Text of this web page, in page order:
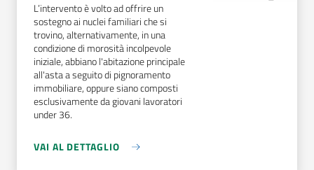
L’intervento è volto ad offrire un
sostegno ai nuclei familiari che si
trovino, alternativamente, in una
condizione di morosità incolpevole
iniziale, abbiano l'abitazione principale
all'asta a seguito di pignoramento
immobiliare, oppure siano composti
esclusivamente da giovani lavoratori
under 36.
VAI AL DETTAGLIO